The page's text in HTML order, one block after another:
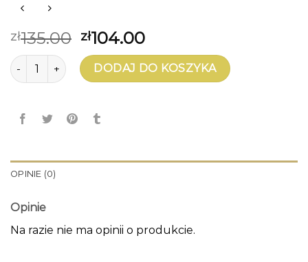
zł135.00 zł104.00
ilość różowe kolczykiDODAJ DO KOSZYKA
OPINIE (0)
Opinie
Na razie nie ma opinii o produkcie.